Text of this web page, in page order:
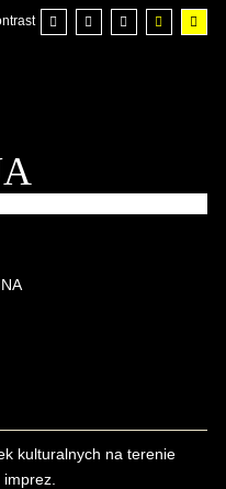
kulturalnych na terenie